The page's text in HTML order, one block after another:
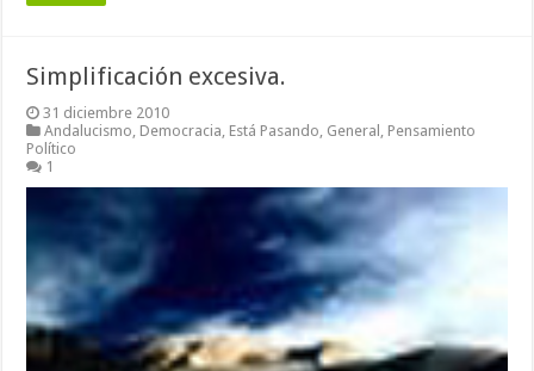
Simplificación excesiva.
31 diciembre 2010
Andalucismo Democracia Está Pasando General Pensamiento
Político
1